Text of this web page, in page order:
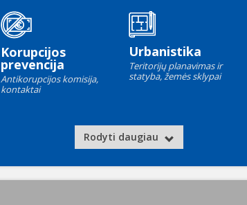
Korupcijos
prevencija
Antikorupcijos komisija,
kontaktai
Urbanistika
Teritorijų planavimas ir
statyba, žemės sklypai
Rodyti daugiau